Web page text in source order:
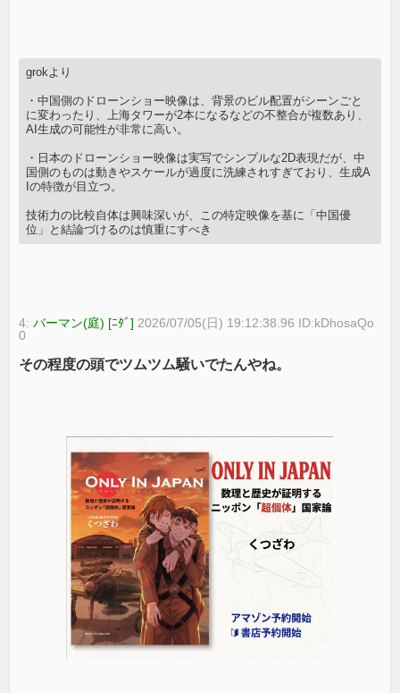
grokより
・中国側のドローンショー映像は、背景のビル配置がシーンごと
に変わったり、上海タワーが2本になるなどの不整合が複数あり、
AI生成の可能性が非常に高い。
・日本のドローンショー映像は実写でシンプルな2D表現だが、中
国側のものは動きやスケールが過度に洗練されすぎており、生成A
Iの特徴が目立つ。
技術力の比較自体は興味深いが、この特定映像を基に「中国優
位」と結論づけるのは慎重にすべき
4:バーマン(庭) [ﾆﾀﾞ] 2026/07/05(日) 19:12:38.96 ID:kDhosaQo
0
その程度の頭でツムツム騒いでたんやね。